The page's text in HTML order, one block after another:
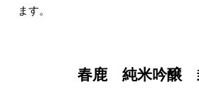
ます。
春鹿 純米吟醸